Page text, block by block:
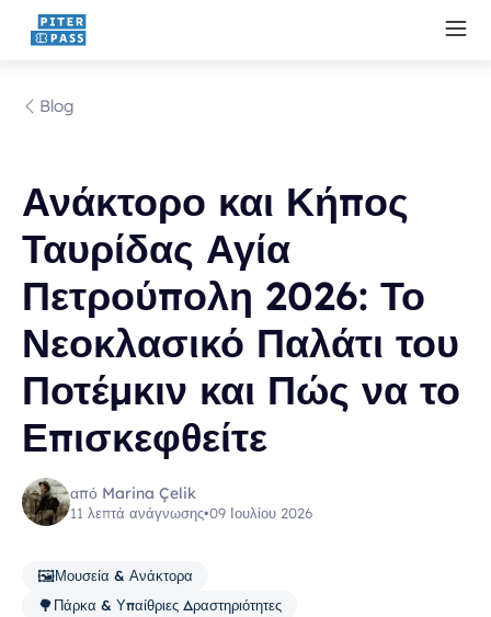
Blog
Ανάκτορο και Κήπος
Ταυρίδας Αγία
Πετρούπολη 2026: Το
Νεοκλασικό Παλάτι του
Ποτέμκιν και Πώς να το
Επισκεφθείτε
από Marina Çelik
11 λεπτά ανάγνωσης•09 Ιουλίου 2026
🖼️Μουσεία & Ανάκτορα
🌳Πάρκα & Υπαίθριες Δραστηριότητες